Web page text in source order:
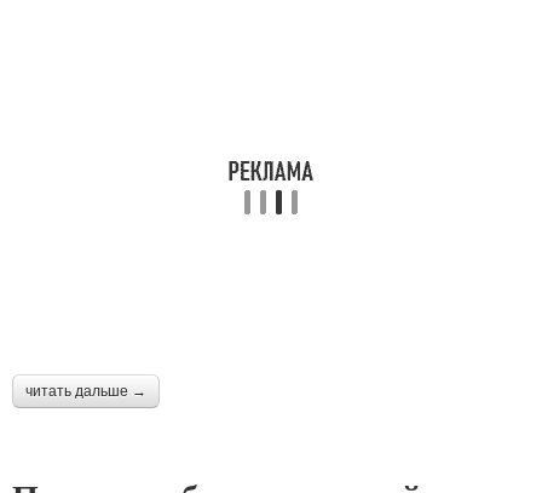
читать дальше →